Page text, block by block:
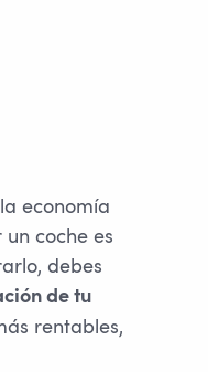
economía
coche es
debes
de tu
rentables,